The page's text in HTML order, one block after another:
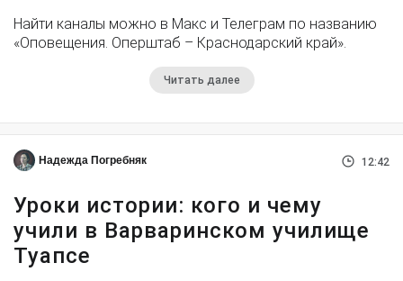
Найти каналы можно в Макс и Телеграм по названию
«Оповещения. Оперштаб – Краснодарский край».
Читать далее
Надежда Погребняк 12:42
Уроки истории: кого и чему
учили в Варваринском училище
Туапсе